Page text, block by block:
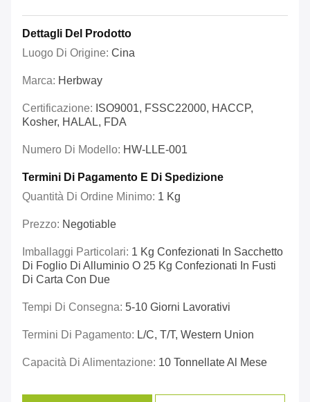
Dettagli Del Prodotto
Luogo Di Origine: Cina
Marca: Herbway
Certificazione: ISO9001, FSSC22000, HACCP,
Kosher, HALAL, FDA
Numero Di Modello: HW-LLE-001
Termini Di Pagamento E Di Spedizione
Quantità Di Ordine Minimo: 1 Kg
Prezzo: Negotiable
Imballaggi Particolari: 1 Kg Confezionati In Sacchetto
Di Foglio Di Alluminio O 25 Kg Confezionati In Fusti
Di Carta Con Due
Tempi Di Consegna: 5-10 Giorni Lavorativi
Termini Di Pagamento: L/C, T/T, Western Union
Capacità Di Alimentazione: 10 Tonnellate Al Mese